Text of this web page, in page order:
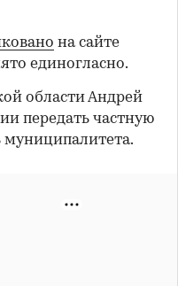
на сайте
единогласно.
области Андрей
передать частную
муниципалитета.